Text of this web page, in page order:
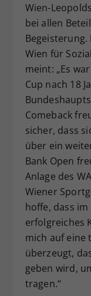
Wien-
bei allen
Wien für
meint: „Es
Cup nach 18
Comeback
sicher, dass
über ein
Bank Open
Anlage des
Wiener
hoffe, dass
erfolgreiches
mich auf eine
überzeugt,
geben wird,
tragen.“